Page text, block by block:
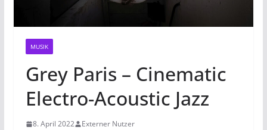
MUSIK
Grey Paris – Cinematic
Electro-Acoustic Jazz
8. April 2022 Externer Nutzer